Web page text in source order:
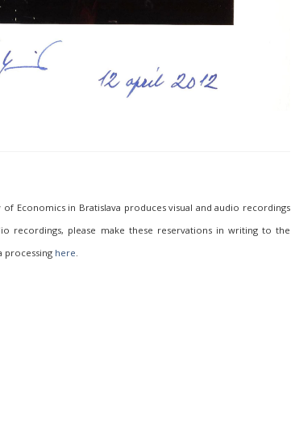
Economics in Bratislava produces visual and audio recordings
recordings, please make these reservations in writing to the
processing here.